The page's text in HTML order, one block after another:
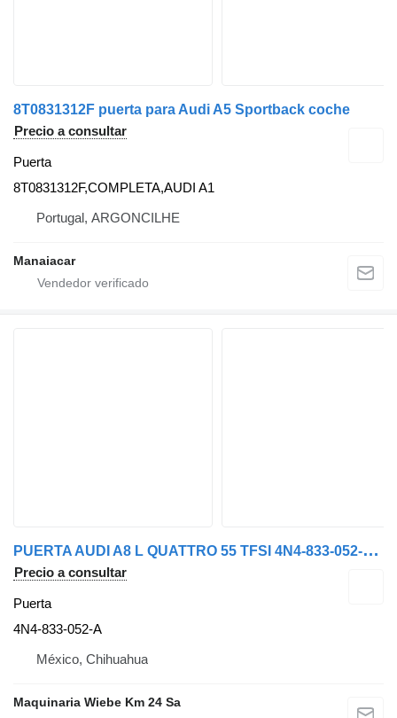
8T0831312F puerta para Audi A5 Sportback coche
Precio a consultar
Puerta
8T0831312F,COMPLETA,AUDI A1
Portugal, ARGONCILHE
Manaiacar
P
UERTA AUDI A8 L QUATTRO 55 TFSI 4N4-833-052-A para Audi A8 L coche
Precio a consultar
Puerta
4N4-833-052-A
México, Chihuahua
Maquinaria Wiebe Km 24 Sa